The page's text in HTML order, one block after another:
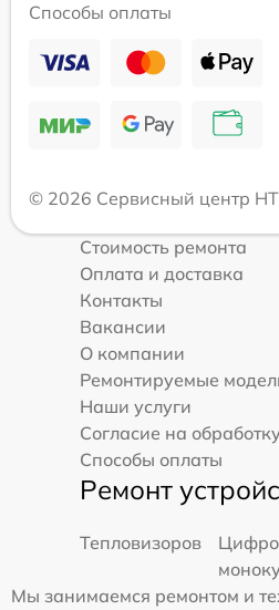
Способы оплаты
© 2026 Сервисный центр
Стоимость ремонта
Оплата и доставка
Контакты
Вакансии
О компании
Ремонтируемые
Наши услуги
Согласие на
Способы оплаты
Ремонт
Тепловизоров
Мы занимаемся ремонтом и